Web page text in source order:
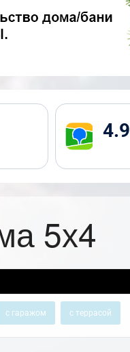
4.9
5х4
с гаражом с террасой